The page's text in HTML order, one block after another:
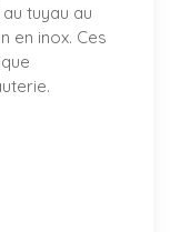
tuyau au
en inox. Ces